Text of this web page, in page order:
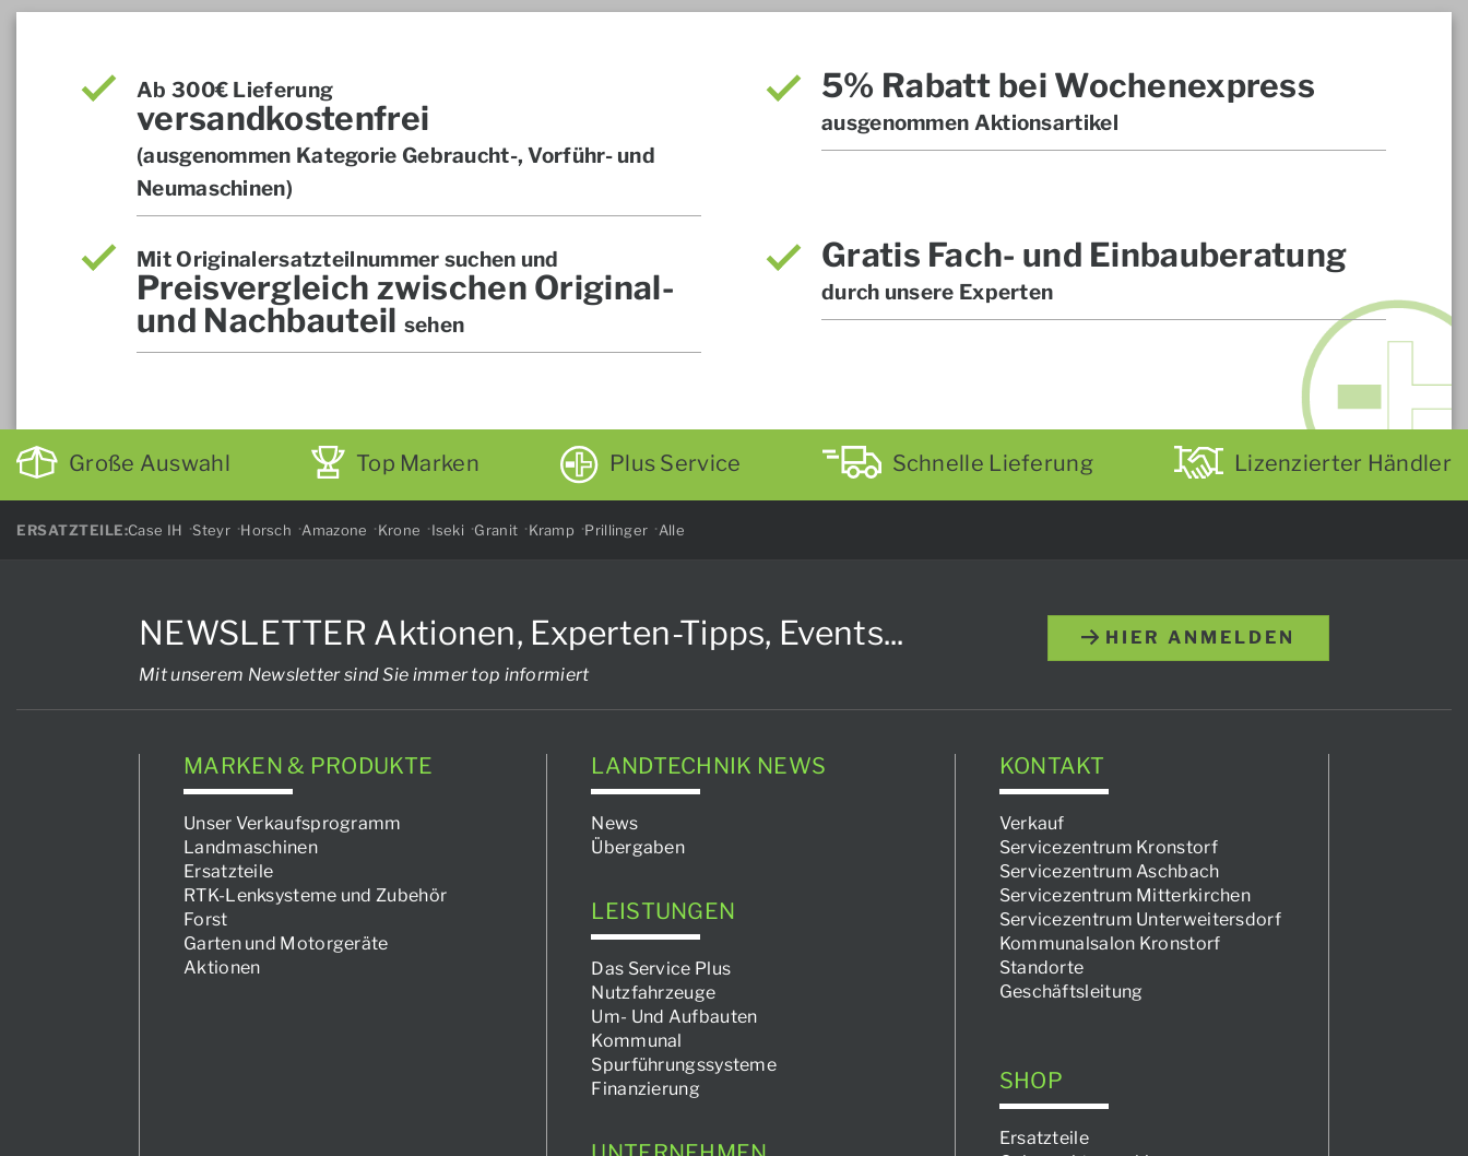
Ab 300€ Lieferung
versandkostenfrei
(ausgenommen Kategorie Gebraucht-, Vorführ- und
Neumaschinen)
5% Rabatt bei Wochenexpress
ausgenommen Aktionsartikel
Mit Originalersatzteilnummer suchen und
Preisvergleich zwischen Original-
und Nachbauteil sehen
Gratis Fach- und Einbauberatung
durch unsere Experten
Große Auswahl Top Marken Plus Service Schnelle Lieferung Lizenzierter Händler
ERSATZTEILE:Case IH Steyr Horsch Amazone Krone Iseki Granit Kramp Prillinger Alle
NEWSLETTER Aktionen, Experten-Tipps, Events...
Mit unserem Newsletter sind Sie immer top informiert
HIER ANMELDEN
MARKEN & PRODUKTE
Unser Verkaufsprogramm
Landmaschinen
Ersatzteile
RTK-Lenksysteme und Zubehör
Forst
Garten und Motorgeräte
Aktionen
LANDTECHNIK NEWS
News
Übergaben
LEISTUNGEN
Das Service Plus
Nutzfahrzeuge
Um- Und Aufbauten
Kommunal
Spurführungssysteme
Finanzierung
KONTAKT
Verkauf
Servicezentrum Kronstorf
Servicezentrum Aschbach
Servicezentrum Mitterkirchen
Servicezentrum Unterweitersdorf
Kommunalsalon Kronstorf
Standorte
Geschäftsleitung
SHOP
Ersatzteile